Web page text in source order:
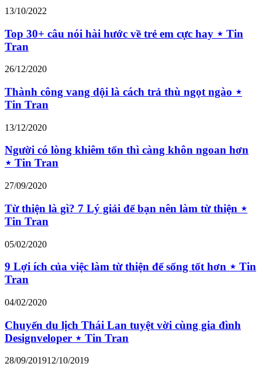
13/10/2022
Top 30+ câu nói hài hước về trẻ em cực hay ⋆ Tin
Tran
26/12/2020
Thành công vang dội là cách trả thù ngọt ngào ⋆
Tin Tran
13/12/2020
Người có lòng khiêm tốn thì càng khôn ngoan hơn
⋆ Tin Tran
27/09/2020
Từ thiện là gì? 7 Lý giải để bạn nên làm từ thiện ⋆
Tin Tran
05/02/2020
9 Lợi ích của việc làm từ thiện để sống tốt hơn ⋆ Tin
Tran
04/02/2020
Chuyến du lịch Thái Lan tuyệt vời cùng gia đình
Designveloper ⋆ Tin Tran
28/09/201912/10/2019